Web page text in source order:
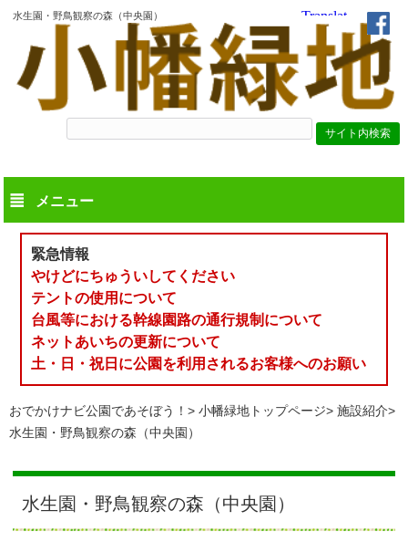
水生園・野鳥観察の森（中央園）
メニュー
緊急情報
やけどにちゅういしてください
テントの使用について
台風等における幹線園路の通行規制について
ネットあいちの更新について
土・日・祝日に公園を利用されるお客様へのお願い
おでかけナビ公園であそぼう！ 小幡緑地トップページ
施設紹介
水生園・野鳥観察の森（中央園）
水生園・野鳥観察の森（中央園）